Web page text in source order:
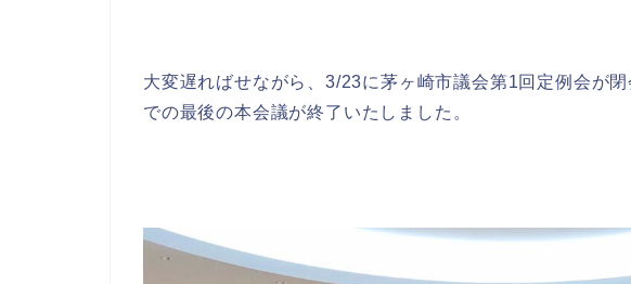
大変遅ればせながら、3/23に茅ヶ崎市議会第1回定例会が
での最後の本会議が終了いたしました。